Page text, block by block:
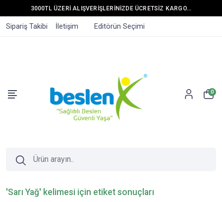
3000TL ÜZERİ ALIŞVERİŞLERİNİZDE ÜCRETSİZ KARGO...
Sipariş Takibi İletişim Editörün Seçimi
0
'Sarı Yağ' kelimesi için etiket sonuçları